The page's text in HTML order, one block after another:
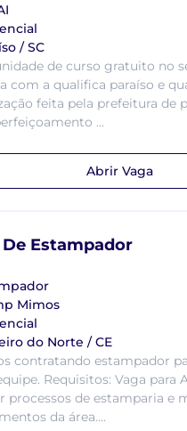
/ SC
de curso gratuito no
com a qualifica paraíso e
feita pela prefeitura de
...
Abrir Vaga
De Estampador
Mimos
do Norte / CE
contratando estampador
Requisitos: Vaga para
processos de estamparia e
da área....